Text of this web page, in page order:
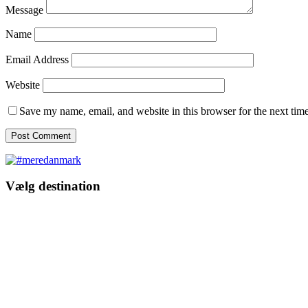
Message
Name
Email Address
Website
Save my name, email, and website in this browser for the next
Vælg destination